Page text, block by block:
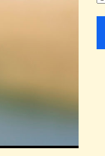
en 3 façons